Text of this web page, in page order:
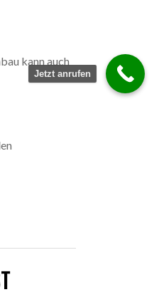
kann auch
Jetzt anrufen